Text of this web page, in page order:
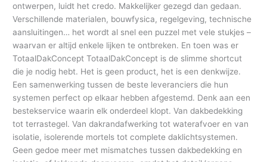
ontwerpen, luidt het credo. Makkelijker gezegd dan gedaan.
Verschillende materialen, bouwfysica, regelgeving, technische
aansluitingen… het wordt al snel een puzzel met vele stukjes –
waarvan er altijd enkele lijken te ontbreken. En toen was er
TotaalDakConcept TotaalDakConcept is de slimme shortcut
die je nodig hebt. Het is geen product, het is een denkwijze.
Een samenwerking tussen de beste leveranciers die hun
systemen perfect op elkaar hebben afgestemd. Denk aan een
bestekservice waarin elk onderdeel klopt. Van dakbedekking
tot terrastegel. Van dakrandafwerking tot waterafvoer en van
isolatie, isolerende mortels tot complete daklichtsystemen.
Geen gedoe meer met mismatches tussen dakbedekking en